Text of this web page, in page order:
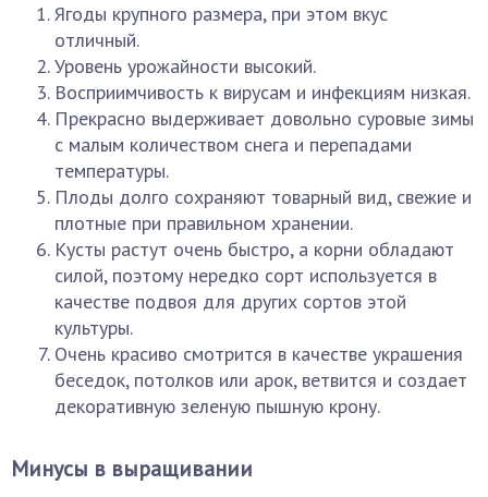
Ягоды крупного размера, при этом вкус
отличный.
Уровень урожайности высокий.
Восприимчивость к вирусам и инфекциям низкая.
Прекрасно выдерживает довольно суровые зимы
с малым количеством снега и перепадами
температуры.
Плоды долго сохраняют товарный вид, свежие и
плотные при правильном хранении.
Кусты растут очень быстро, а корни обладают
силой, поэтому нередко сорт используется в
качестве подвоя для других сортов этой
культуры.
Очень красиво смотрится в качестве украшения
беседок, потолков или арок, ветвится и создает
декоративную зеленую пышную крону.
Минусы в выращивании